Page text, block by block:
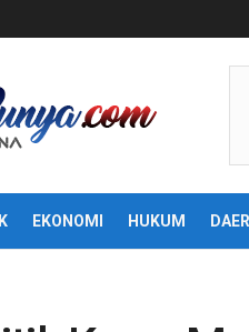
EKONOMI HUKUM